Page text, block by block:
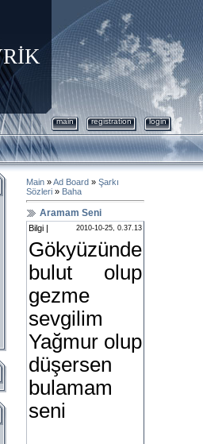
main registration login
Main »Ad Board » Şarkı
Sözleri » Baha
Aramam Seni
Bilgi | 2010-10-25, 0.37.13
Gökyüzünde
bulut olup
gezme
sevgilim
Yağmur olup
düşersen
bulamam
seni